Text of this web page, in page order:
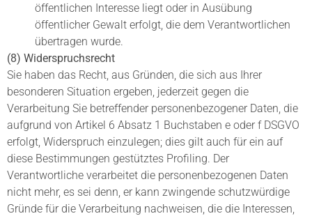
öffentlichen Interesse liegt oder in Ausübung
öffentlicher Gewalt erfolgt, die dem Verantwortlichen
übertragen wurde.
(8) Widerspruchsrecht
Sie haben das Recht, aus Gründen, die sich aus Ihrer
besonderen Situation ergeben, jederzeit gegen die
Verarbeitung Sie betreffender personenbezogener Daten, die
aufgrund von Artikel 6 Absatz 1 Buchstaben e oder f DSGVO
erfolgt, Widerspruch einzulegen; dies gilt auch für ein auf
diese Bestimmungen gestütztes Profiling. Der
Verantwortliche verarbeitet die personenbezogenen Daten
nicht mehr, es sei denn, er kann zwingende schutzwürdige
Gründe für die Verarbeitung nachweisen, die die Interessen,